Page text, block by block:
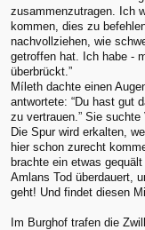
zusammenzutragen. Ich
kommen, dies zu
nachvollziehen, wie
getroffen hat. Ich habe -
überbrückt.”
Míleth dachte einen
antwortete: “Du hast gut
zu vertrauen.” Sie
Die Spur wird erkalten,
hier schon zurecht
brachte ein etwas
Amlans Tod überdauert,
geht! Und findet diesen
Im Burghof trafen die